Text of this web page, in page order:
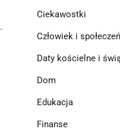
Ciekawostki
Człowiek i
Daty kościelne i
Dom
Edukacja
Finanse